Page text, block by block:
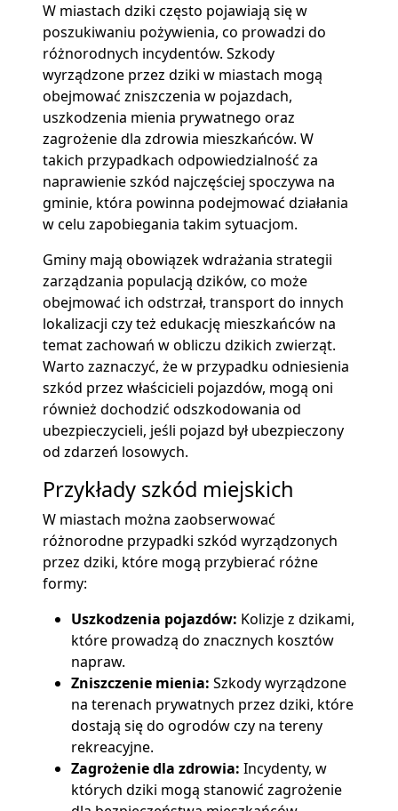
W miastach dziki często pojawiają się w
poszukiwaniu pożywienia, co prowadzi do
różnorodnych incydentów. Szkody
wyrządzone przez dziki w miastach mogą
obejmować zniszczenia w pojazdach,
uszkodzenia mienia prywatnego oraz
zagrożenie dla zdrowia mieszkańców. W
takich przypadkach odpowiedzialność za
naprawienie szkód najczęściej spoczywa na
gminie, która powinna podejmować działania
w celu zapobiegania takim sytuacjom.
Gminy mają obowiązek wdrażania strategii
zarządzania populacją dzików, co może
obejmować ich odstrzał, transport do innych
lokalizacji czy też edukację mieszkańców na
temat zachowań w obliczu dzikich zwierząt.
Warto zaznaczyć, że w przypadku odniesienia
szkód przez właścicieli pojazdów, mogą oni
również dochodzić odszkodowania od
ubezpieczycieli, jeśli pojazd był ubezpieczony
od zdarzeń losowych.
Przykłady szkód miejskich
W miastach można zaobserwować
różnorodne przypadki szkód wyrządzonych
przez dziki, które mogą przybierać różne
formy:
Uszkodzenia pojazdów: Kolizje z dzikami,
które prowadzą do znacznych kosztów
napraw.
Zniszczenie mienia: Szkody wyrządzone
na terenach prywatnych przez dziki, które
dostają się do ogrodów czy na tereny
rekreacyjne.
Zagrożenie dla zdrowia: Incydenty, w
których dziki mogą stanowić zagrożenie